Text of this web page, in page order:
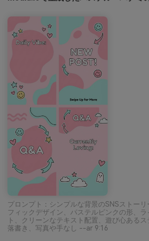
プロンプト：シンプルな背景のSNSストー
フィックデザイン、パステルピンクの形、
ト、クリーンなテキスト配置、遊び心ある
落書き、写真や手なし --ar 9:16